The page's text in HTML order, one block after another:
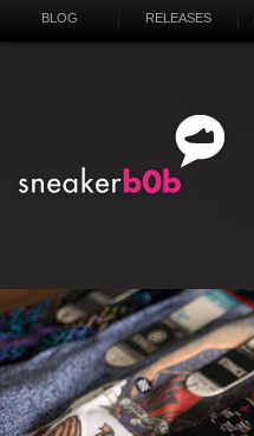
BLOG RELEASES